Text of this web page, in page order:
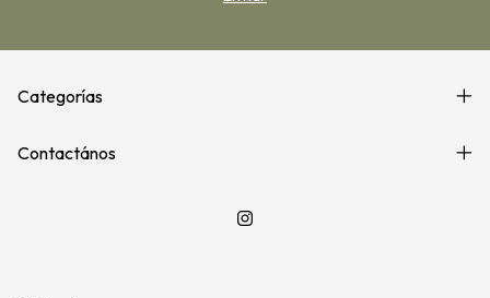
Categorías
Contactános